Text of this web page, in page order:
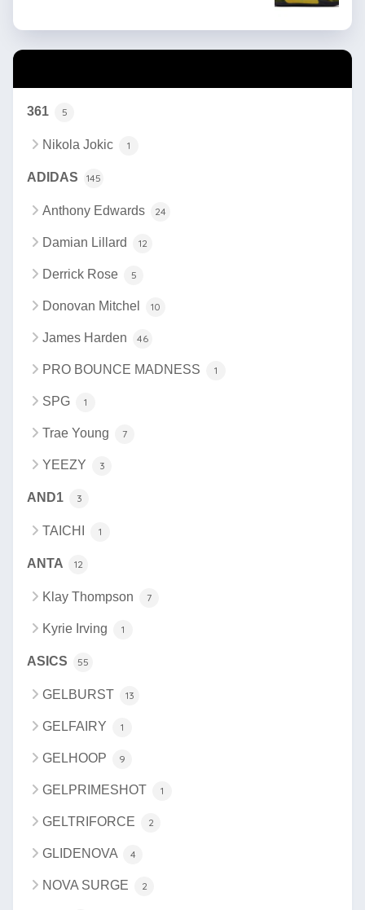
361 5
Nikola Jokic 1
ADIDAS 145
Anthony Edwards 24
Damian Lillard 12
Derrick Rose 5
Donovan Mitchel 10
James Harden 46
PRO BOUNCE MADNESS 1
SPG 1
Trae Young 7
YEEZY 3
AND1 3
TAICHI 1
ANTA 12
Klay Thompson 7
Kyrie Irving 1
ASICS 55
GELBURST 13
GELFAIRY 1
GELHOOP 9
GELPRIMESHOT 1
GELTRIFORCE 2
GLIDENOVA 4
NOVA SURGE 2